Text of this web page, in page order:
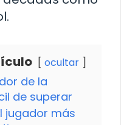
ocultar
de la
de superar
jugador más